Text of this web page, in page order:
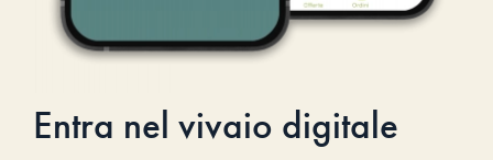
Entra nel vivaio digitale